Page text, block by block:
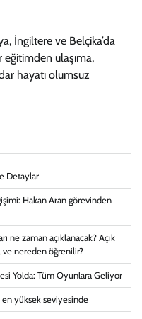
İngiltere ve Belçika’da
eğitimden ulaşıma,
hayatı olumsuz
Detaylar
Hakan Aran görevinden
ne zaman açıklanacak? Açık
ve nereden öğrenilir?
Yolda: Tüm Oyunlara Geliyor
en yüksek seviyesinde